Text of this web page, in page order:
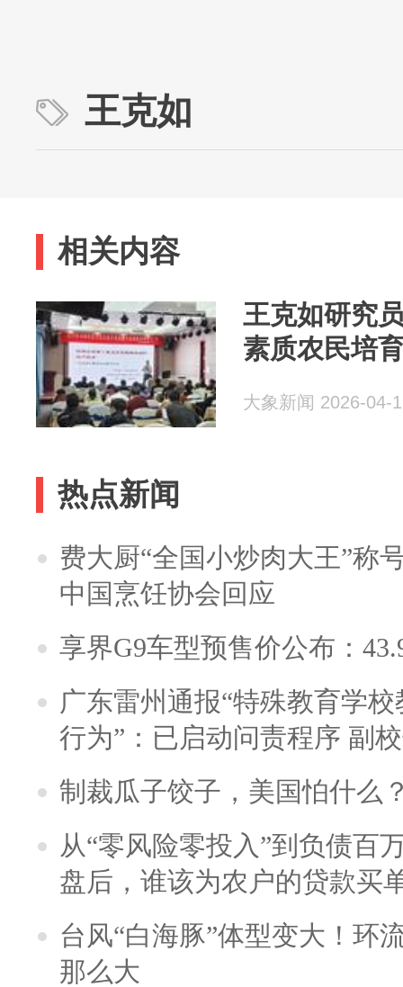
王克如
相关内容
王克如研究
素质农民培
大象新闻 2026-04-
热点新闻
费大厨“全国小炒肉大王”称
中国烹饪协会回应
享界G9车型预售价公布：
广东雷州通报“特殊教育学
行为”：已启动问责程序 副
制裁瓜子饺子，美国怕什么
从“零风险零投入”到负债百
盘后，谁该为农户的贷款买
台风“白海豚”体型变大！环
那么大